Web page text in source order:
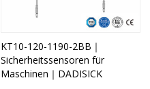
KT10-120-1190-2BB｜
Sicherheitssensoren für
Maschinen｜DADISICK